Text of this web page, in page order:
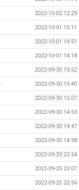
2022-10-02 12:29
2022-10-01 15:11
2022-10-01 14:51
2022-10-01 14:18
2022-09-30 15:52
2022-09-30 15:40
2022-09-30 15:07
2022-09-30 14:53
2022-09-30 14:47
2022-09-30 14:38
2022-09-29 22:54
2022-09-25 23:07
2022-09-25 22:56